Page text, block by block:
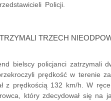
Policji.
TRZECH
bielscy policjanci zatrzymali
prędkość w terenie
z prędkością 132 km/h. W
który zdecydował się na